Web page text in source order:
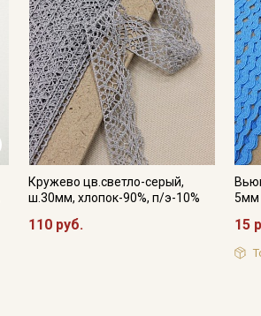
Кружево цв.светло-серый,
ш.30мм, хлопок-90%, п/э-10%
110 руб.
5мм
15